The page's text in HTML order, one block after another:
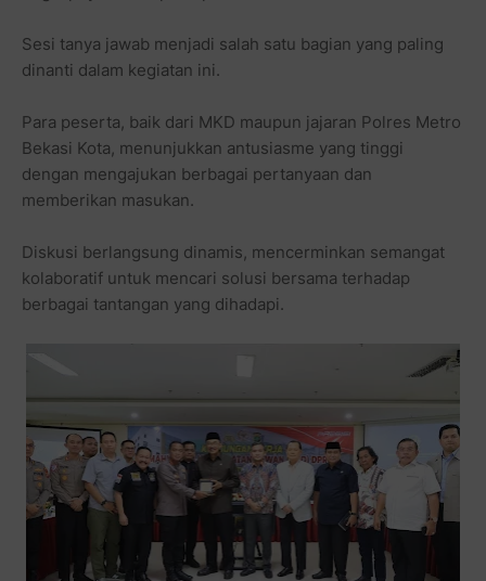
Sesi tanya jawab menjadi salah satu bagian yang paling
dinanti dalam kegiatan ini.
Para peserta, baik dari MKD maupun jajaran Polres Metro
Bekasi Kota, menunjukkan antusiasme yang tinggi
dengan mengajukan berbagai pertanyaan dan
memberikan masukan.
Diskusi berlangsung dinamis, mencerminkan semangat
kolaboratif untuk mencari solusi bersama terhadap
berbagai tantangan yang dihadapi.